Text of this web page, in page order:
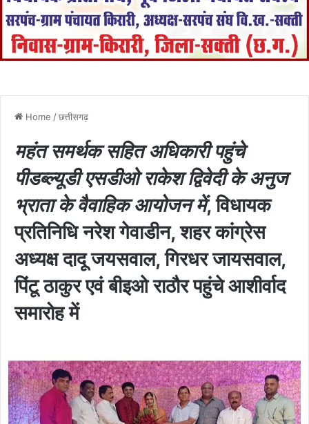
Home /छत्तीसगढ़
महंत समर्थक सहित अधिकारी पहुंचे
पीडब्ल्यूडी एसडीओ राकेश द्विवेदी के अनुज
भ्राता के वैवाहिक आयोजन में, विधायक
प्रतिनिधि नरेश गेवाडीन, शहर कांग्रेस
अध्यक्ष दादू जयसवाल, गिरधर जायसवाल,
पिंटू ठाकुर एवं बीइओ राठौर पहुंचे आशीर्वाद
समारोह में